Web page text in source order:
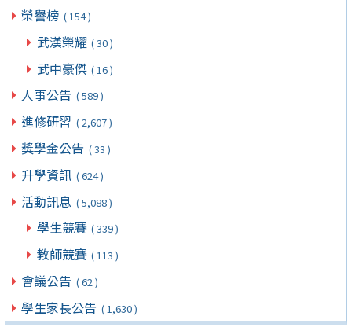
榮譽榜 ( 154 )
武漢榮耀 ( 30 )
武中豪傑 ( 16 )
人事公告 ( 589 )
進修研習 ( 2,607 )
獎學金公告 ( 33 )
升學資訊 ( 624 )
活動訊息 ( 5,088 )
學生競賽 ( 339 )
教師競賽 ( 113 )
會議公告 ( 62 )
學生家長公告 ( 1,630 )